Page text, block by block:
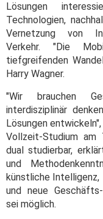
Lösungen
Technologien,
Vernetzung von
Verkehr. "Die
tiefgreifenden
Harry Wagner.
"Wir brauchen
interdisziplinär
Lösungen
Vollzeit-Studium
dual studierbar,
und
künstliche
und neue
sei möglich.